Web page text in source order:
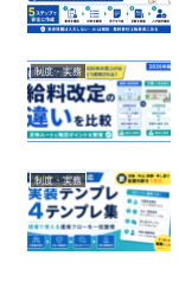
制度・実務
制度・実務